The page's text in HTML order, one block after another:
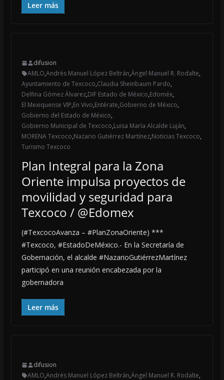
Leer más
difusion
AMLO,Andrés Manuel López Beltrán,Ángel Manuel R. Rodalte,
Ayuntamiento de Texcoco,Claudia Sheinbaum Pardo,
Delfina Gómez Álvarez,DIF Estado de México,Edoméx,
El Mexiquense VIP,En Vivo,Entérate,Gobierno de México,
Gobierno del Estado de México,
Gobierno Municipal de Texcoco,Luisa María Alcalde Luján,
MORENA Texcoco,Nazario Gutiérrez Martínez,Noticias Texcoco,
Turismo Texcoco
Plan Integral para la Zona
Oriente impulsa proyectos de
movilidad y seguridad para
Texcoco / @Edomex
(#TexcocoAvanza – #PlanZonaOriente) ***
#Texcoco, #EstadoDeMéxico.- En la Secretaría de
Gobernación, el alcalde #NazarioGutiérrezMartínez
participó en una reunión encabezada por la
gobernadora
Leer más
difusion
AMLO,Andrés Manuel López Beltrán,Ángel Manuel R. Rodalte,